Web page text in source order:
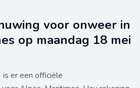
voor onweer in
op maandag 18 mei
er een officiële